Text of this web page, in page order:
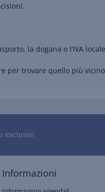
la dogana o l’IVA
per trovare quello più
esclusivi
Informazioni